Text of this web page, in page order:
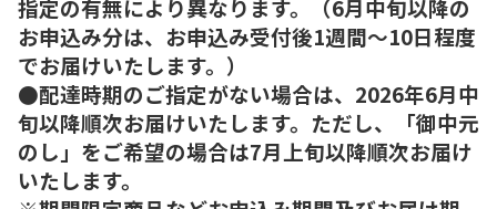
指定の有無により異なります。（6月中旬以降の
お申込み分は、お申込み受付後1週間～10日程度
でお届けいたします。）
●配達時期のご指定がない場合は、2026年6月中
旬以降順次お届けいたします。ただし、「御中元
のし」をご希望の場合は7月上旬以降順次お届け
いたします。